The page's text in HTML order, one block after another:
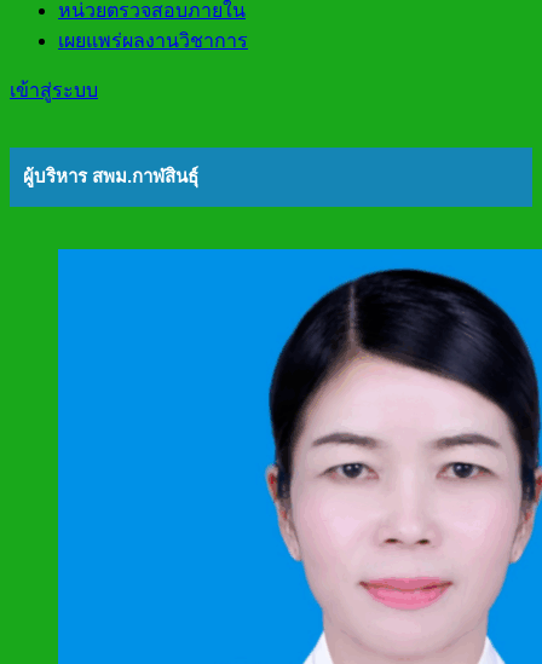
หน่วยตรวจสอบภายใน
เผยแพร่ผลงานวิชาการ
เข้าสู่ระบบ
ผู้บริหาร สพม.กาฬสินธุ์